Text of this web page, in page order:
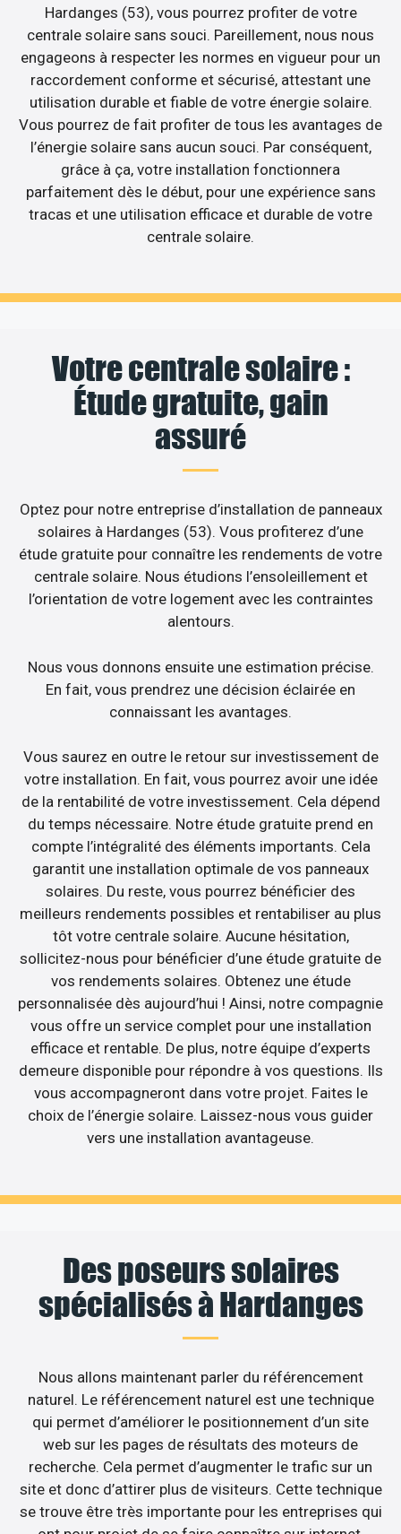
Hardanges (53), vous pourrez profiter de votre
centrale solaire sans souci. Pareillement, nous nous
engageons à respecter les normes en vigueur pour un
raccordement conforme et sécurisé, attestant une
utilisation durable et fiable de votre énergie solaire.
Vous pourrez de fait profiter de tous les avantages de
l’énergie solaire sans aucun souci. Par conséquent,
grâce à ça, votre installation fonctionnera
parfaitement dès le début, pour une expérience sans
tracas et une utilisation efficace et durable de votre
centrale solaire.
Votre centrale solaire :
Étude gratuite, gain
assuré
Optez pour notre entreprise d’installation de panneaux
solaires à Hardanges (53). Vous profiterez d’une
étude gratuite pour connaître les rendements de votre
centrale solaire. Nous étudions l’ensoleillement et
l’orientation de votre logement avec les contraintes
alentours.
Nous vous donnons ensuite une estimation précise.
En fait, vous prendrez une décision éclairée en
connaissant les avantages.
Vous saurez en outre le retour sur investissement de
votre installation. En fait, vous pourrez avoir une idée
de la rentabilité de votre investissement. Cela dépend
du temps nécessaire. Notre étude gratuite prend en
compte l’intégralité des éléments importants. Cela
garantit une installation optimale de vos panneaux
solaires. Du reste, vous pourrez bénéficier des
meilleurs rendements possibles et rentabiliser au plus
tôt votre centrale solaire. Aucune hésitation,
sollicitez-nous pour bénéficier d’une étude gratuite de
vos rendements solaires. Obtenez une étude
personnalisée dès aujourd’hui ! Ainsi, notre compagnie
vous offre un service complet pour une installation
efficace et rentable. De plus, notre équipe d’experts
demeure disponible pour répondre à vos questions. Ils
vous accompagneront dans votre projet. Faites le
choix de l’énergie solaire. Laissez-nous vous guider
vers une installation avantageuse.
Des poseurs solaires
spécialisés à Hardanges
Nous allons maintenant parler du référencement
naturel. Le référencement naturel est une technique
qui permet d’améliorer le positionnement d’un site
web sur les pages de résultats des moteurs de
recherche. Cela permet d’augmenter le trafic sur un
site et donc d’attirer plus de visiteurs. Cette technique
se trouve être très importante pour les entreprises qui